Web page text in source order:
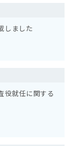
しました
役就任に関する